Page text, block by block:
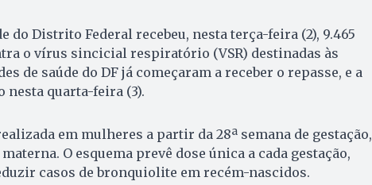
do Distrito Federal recebeu, nesta terça-feira (2), 9.465
o vírus sincicial respiratório (VSR) destinadas às
de saúde do DF já começaram a receber o repasse, e a
quarta-feira (3).
em mulheres a partir da 28ª semana de gestação,
O esquema prevê dose única a cada gestação,
casos de bronquiolite em recém-nascidos.